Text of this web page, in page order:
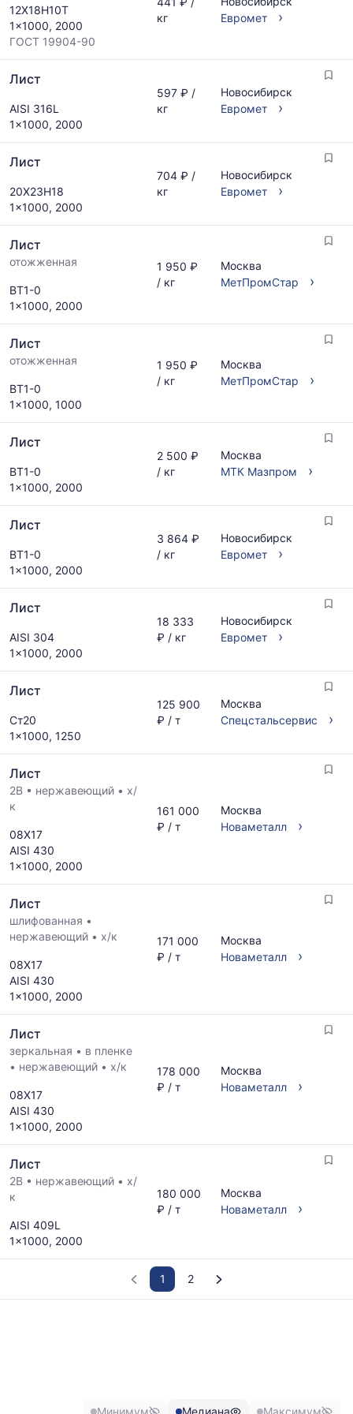
12Х18Н10Т
1x1000, 2000
ГОСТ 19904-90
кг
Евромет
›
Лист
AISI 316L
1x1000, 2000
597 ₽ /
кг
Новосибирск
Евромет
›
Лист
20Х23Н18
1x1000, 2000
704 ₽ /
кг
Новосибирск
Евромет
›
Лист
отожженная
ВТ1-0
1x1000, 2000
1 950 ₽
/ кг
Москва
МетПромСтар
›
Лист
отожженная
ВТ1-0
1x1000, 1000
1 950 ₽
/ кг
Москва
МетПромСтар
›
Лист
ВТ1-0
1x1000, 2000
2 500 ₽
/ кг
Москва
МТК Мазпром
›
Лист
ВТ1-0
1x1000, 2000
3 864 ₽
/ кг
Новосибирск
Евромет
›
Лист
AISI 304
1x1000, 2000
18 333
₽ / кг
Новосибирск
Евромет
›
Лист
Ст20
1x1000, 1250
125 900
₽ / т
Москва
Спецстальсервис
›
Лист
2B • нержавеющий • х/
к
08Х17
AISI 430
1x1000, 2000
161 000
₽ / т
Москва
Новаметалл
›
Лист
шлифованная •
нержавеющий • х/к
08Х17
AISI 430
1x1000, 2000
171 000
₽ / т
Москва
Новаметалл
›
Лист
зеркальная • в пленке
• нержавеющий • х/к
08Х17
AISI 430
1x1000, 2000
178 000
₽ / т
Москва
Новаметалл
›
Лист
2B • нержавеющий • х/
к
AISI 409L
1x1000, 2000
180 000
₽ / т
Москва
Новаметалл
›
1 2